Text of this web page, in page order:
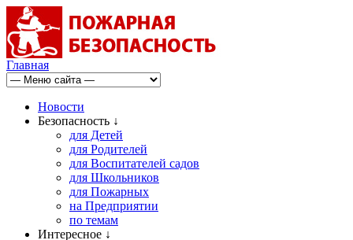
Главная
Новости
Безопасность ↓
для Детей
для Родителей
для Воспитателей садов
для Школьников
для Пожарных
на Предприятии
по темам
Интересное ↓